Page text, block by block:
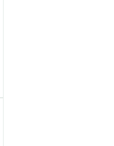
составляла €24.37.
€13.40.